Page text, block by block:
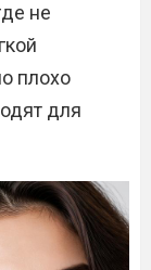
не
плохо
для